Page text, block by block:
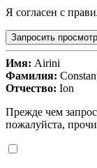
Я согласен с
Запросить
Имя: Airini
Фамилия:
Отчество: Ion
Прежде чем
пожалуйста,